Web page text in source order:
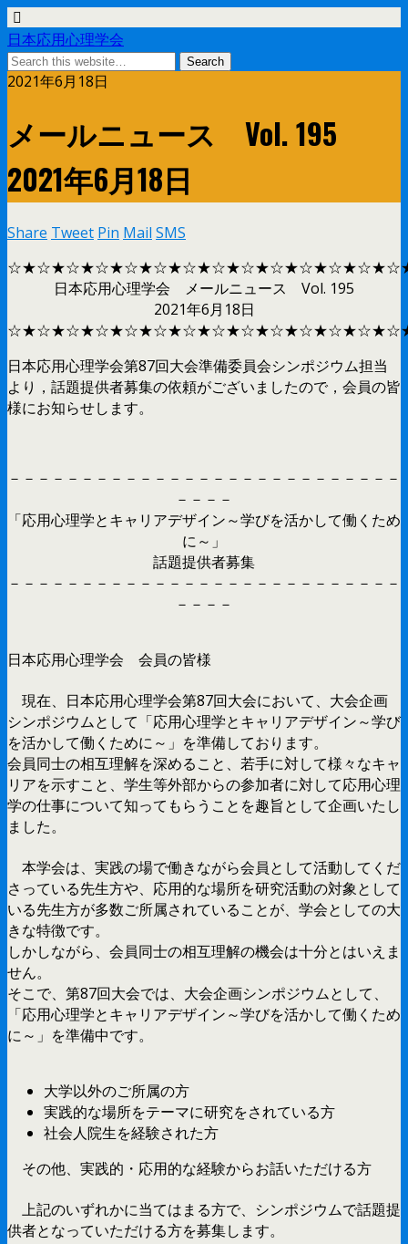
日本応用心理学会
2021年6月18日
メールニュース Vol. 195
2021年6月18日
Share Tweet Pin Mail SMS
日本応用心理学会 メールニュース Vol. 195
2021年6月18日
日本応用心理学会第87回大会準備委員会シンポジウム担当
より，話題提供者募集の依頼がございましたので，会員の皆
様にお知らせします。
－－－－－－－－－－－－－－－－－－－－－－－－－－－
－－－－
「応用心理学とキャリアデザイン～学びを活かして働くため
に～」
話題提供者募集
－－－－－－－－－－－－－－－－－－－－－－－－－－－
－－－－
日本応用心理学会 会員の皆様
現在、日本応用心理学会第87回大会において、大会企画
シンポジウムとして「応用心理学とキャリアデザイン～学び
を活かして働くために～」を準備しております。
会員同士の相互理解を深めること、若手に対して様々なキャ
リアを示すこと、学生等外部からの参加者に対して応用心理
学の仕事について知ってもらうことを趣旨として企画いたし
ました。
本学会は、実践の場で働きながら会員として活動してくだ
さっている先生方や、応用的な場所を研究活動の対象として
いる先生方が多数ご所属されていることが、学会としての大
きな特徴です。
しかしながら、会員同士の相互理解の機会は十分とはいえま
せん。
そこで、第87回大会では、大会企画シンポジウムとして、
「応用心理学とキャリアデザイン～学びを活かして働くため
に～」を準備中です。
大学以外のご所属の方
実践的な場所をテーマに研究をされている方
社会人院生を経験された方
その他、実践的・応用的な経験からお話いただける方
上記のいずれかに当てはまる方で、シンポジウムで話題提
供者となっていただける方を募集します。